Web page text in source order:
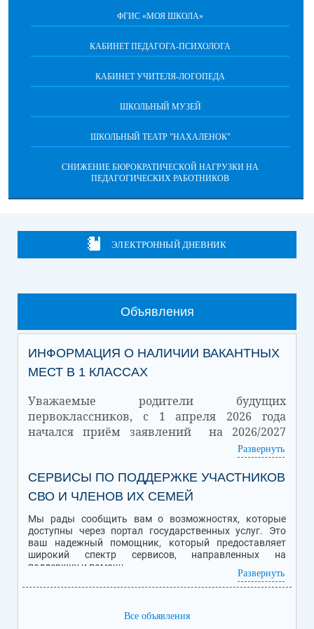
ФГИС «МОЯ ШКОЛА»
КАБИНЕТ ПЕДАГОГА-ПСИХОЛОГА
КАБИНЕТ УЧИТЕЛЯ-ЛОГОПЕДА
ШКОЛЬНЫЙ МУЗЕЙ
ШКОЛЬНЫЙ ТЕАТР "НАХАЛЕНОК"
СНИЖЕНИЕ БЮРОКРАТИЧЕСКОЙ НАГРУЗКИ НА
ПЕДАГОГИЧЕСКИХ РАБОТНИКОВ
ЭЛЕКТРОННЫЙ ДНЕВНИК
Объявления
ИНФОРМАЦИЯ О НАЛИЧИИ ВАКАНТНЫХ
МЕСТ В 1 КЛАССАХ
Уважаемые родители будущих
первоклассников, с 1 апреля 2026 года
начался приём заявлений на 2026/2027
Дата
Количество
зачисленных
обучающихся
Количество
Подробная информация о Приеме обучающихся в школу находится
поссылке.
Развернуть
СЕРВИСЫ ПО ПОДДЕРЖКЕ УЧАСТНИКОВ
СВО И ЧЛЕНОВ ИХ СЕМЕЙ
Мы рады сообщить вам о возможностях, которые
доступны через портал государственных услуг. Это
ваш надежный помощник, который предоставляет
широкий спектр сервисов, направленных на
поддержку и помощь.
специальной военной операции (СВО), семьям
Развернуть
Все объявления